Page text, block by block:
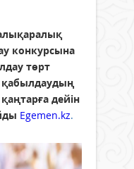
конкурсына
төрт
қабылдаудың
дейін
Egemen.kz.